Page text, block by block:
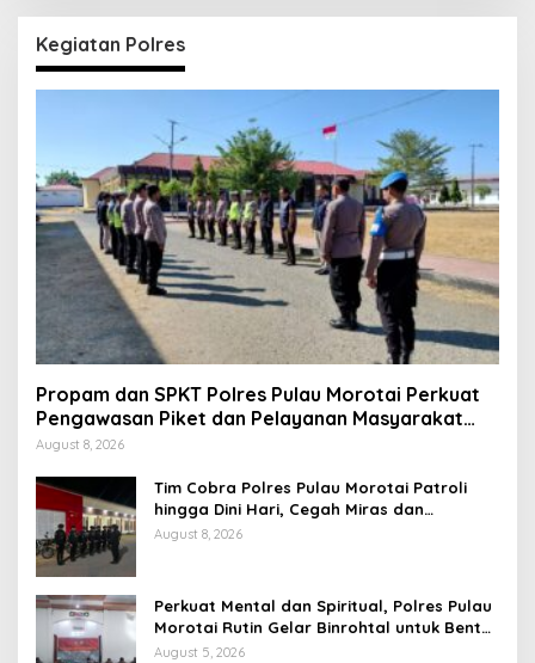
Kegiatan Polres
Propam dan SPKT Polres Pulau Morotai Perkuat
Pengawasan Piket dan Pelayanan Masyarakat
Selama 1×24 Jam
August 8, 2026
Tim Cobra Polres Pulau Morotai Patroli
hingga Dini Hari, Cegah Miras dan
Gangguan Kamtibmas
August 8, 2026
Perkuat Mental dan Spiritual, Polres Pulau
Morotai Rutin Gelar Binrohtal untuk Bentuk
Personel Berintegritas
August 5, 2026